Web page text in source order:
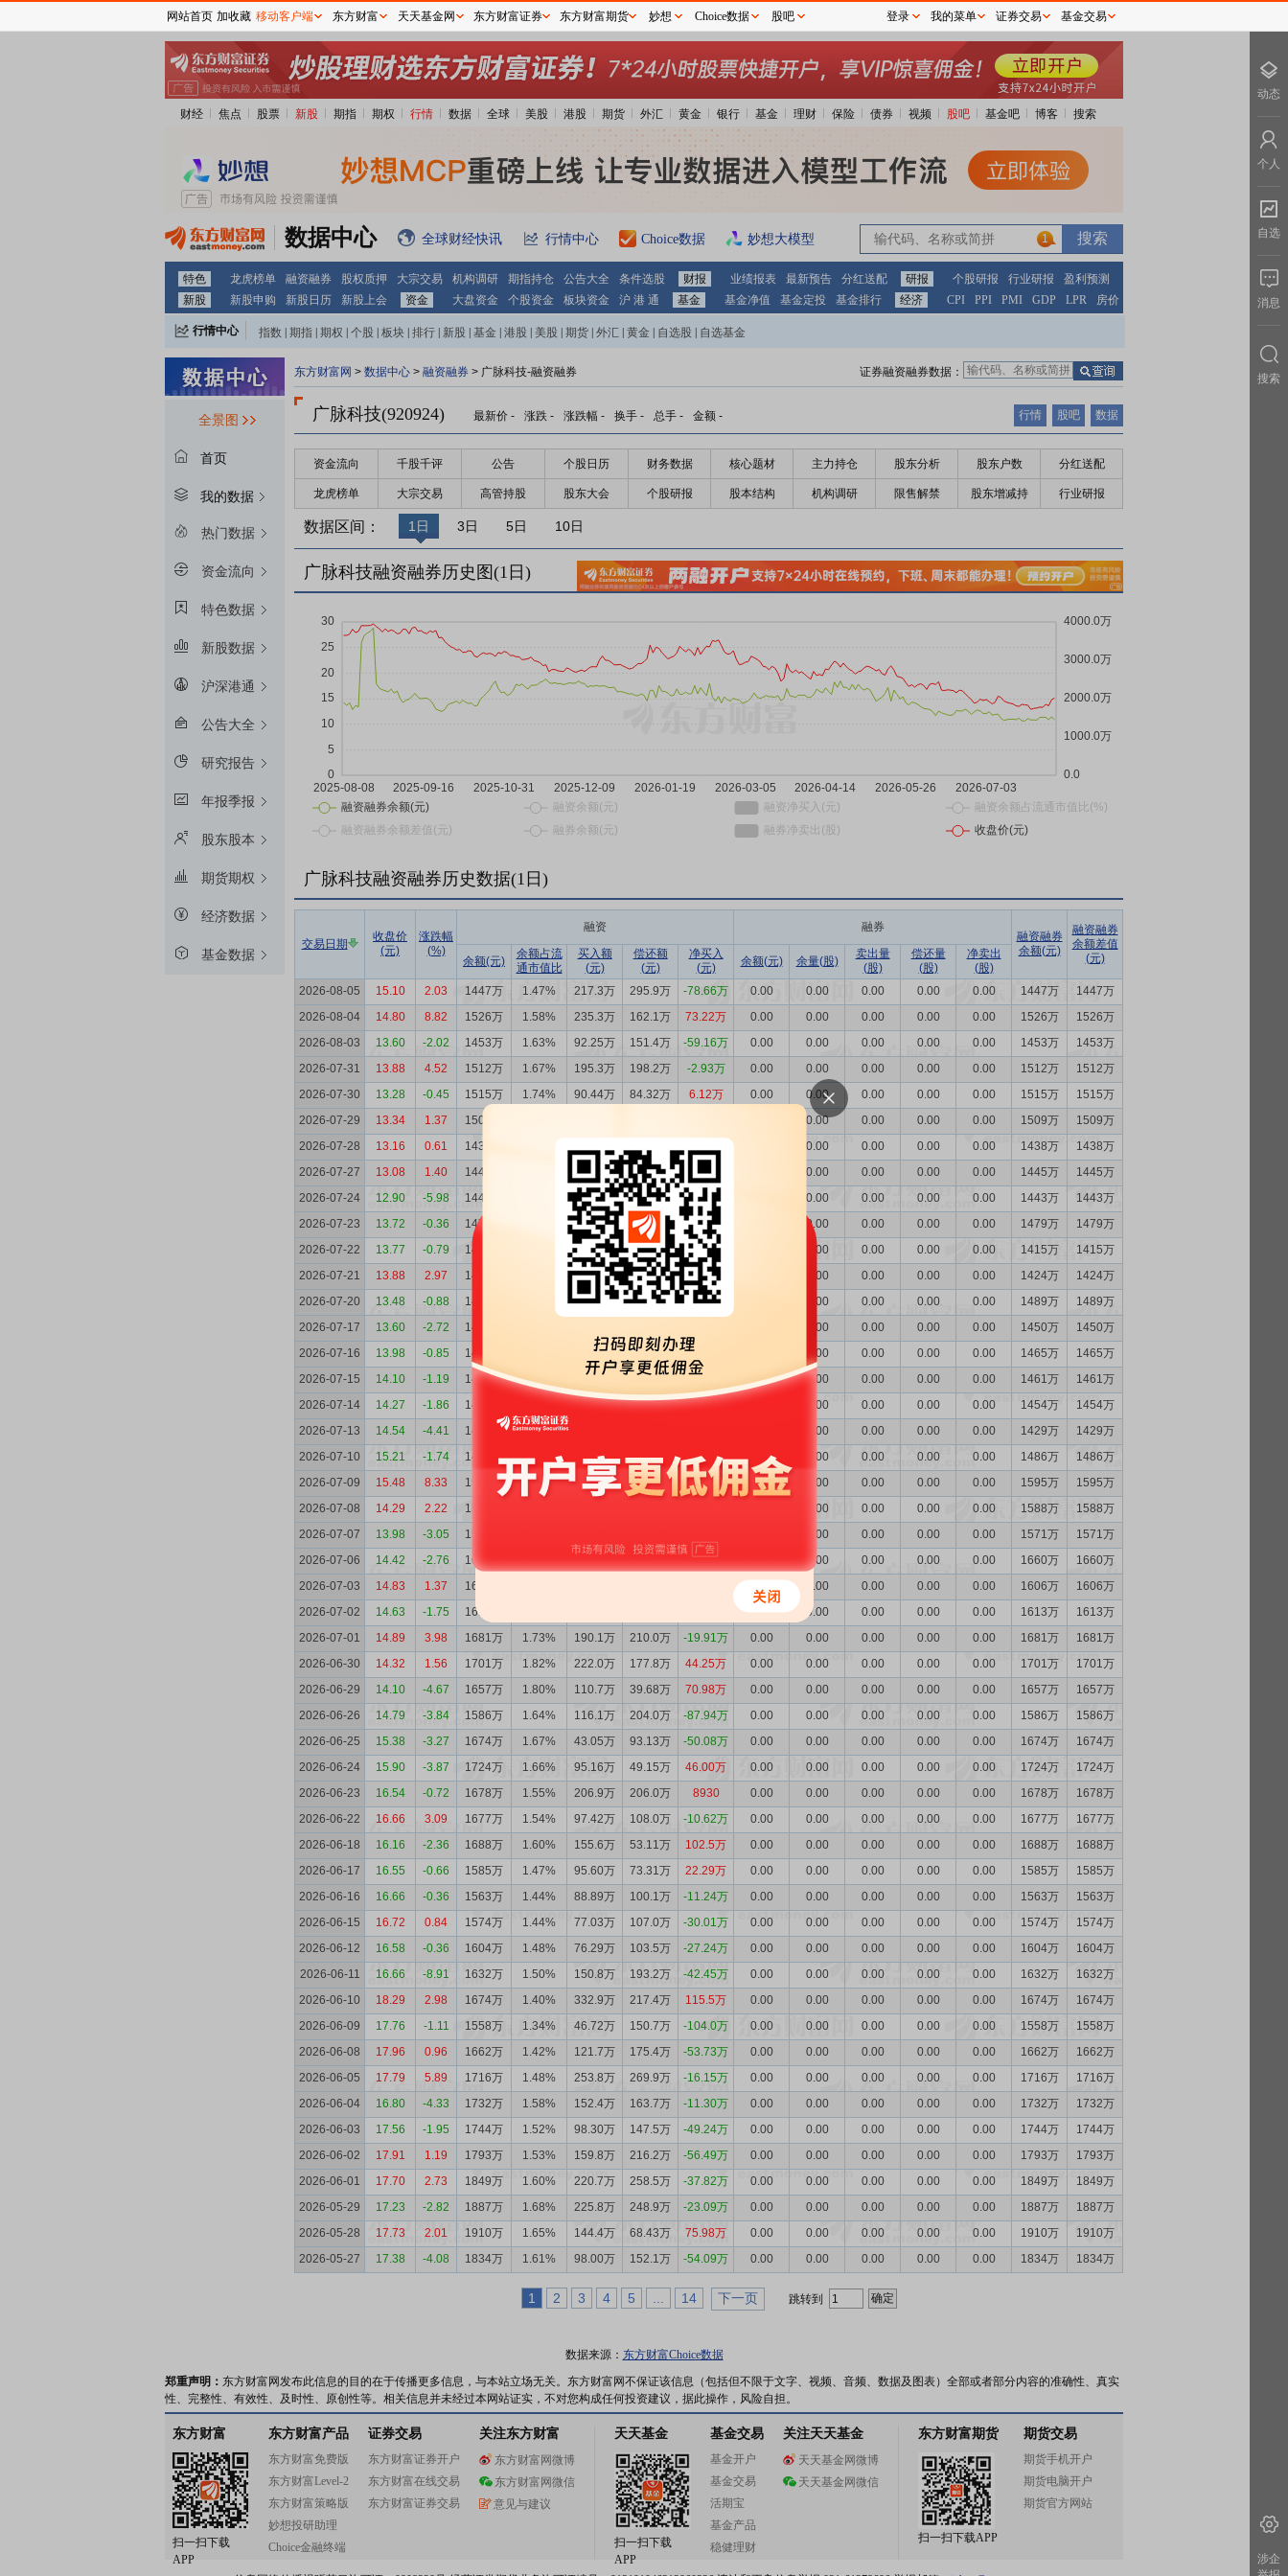
财经 焦点 股票 新股 期指 期权 行情 数据 全球 美股 港股 期货 外汇 黄金 银行 基金 理财 保险 债券 视频 股吧 基金吧 博客 搜索
数据中心 全球财经快讯 行情中心 Choice数据 妙想大模型 1
特色 龙虎榜单 融资融券 股权质押 大宗交易 机构调研 期指持仓 公告大全 条件选股 财报 业绩报表 最新预告 分红送配 研报 个股研报 行业研报
盈利预测
新股
新股申购 新股日历 新股上会 资金 大盘资金 个股资金 板块资金 沪 港 通 基金 基金净值 基金定投 基金排行 经济 CPI PPI PMI GDP LPR 房价
行情中心 指数 期指 期权 个股 板块 排行 新股 基金 港股 美股 期货 外汇 黄金 自选股 自选基金
全景图
首页
我的数据
热门数据
资金流向
特色数据
新股数据
沪深港通
公告大全
研究报告
年报季报
股东股本
期货期权
经济数据
基金数据
东方财富网 > 数据中心 > 融资融券 > 广脉科技-融资融券 证券融资融券数据：
广脉科技(920924) 最新价 - 涨跌 - 涨跌幅 - 换手 - 总手 - 金额 - 行情 股吧 数据
资金流向 千股千评 公告 个股日历 财务数据 核心题材 主力持仓 股东分析 股东户数 分红送配
龙虎榜单 大宗交易 高管持股 股东大会 个股研报 股本结构 机构调研 限售解禁 股东增减持 行业研报
数据区间： 1日 3日 5日 10日
广脉科技融资融券历史图(1 日)
广脉科技融资融券历史数据(1 日)
交易日期
收盘价
(元)
涨跌幅
(%)
融资 融券
融资融券
余额(元)
融资融券
余额差值
(元)
余额(元)
余额占流
通市值比
买入额
(元)
偿还额
(元)
净买入
(元)
余额(元) 余量(股)
卖出量
(股)
偿还量
(股)
净卖出
(股)
2026-08-05
15.10 2.03 1447万 1.47% 217.3万 295.9万 -78.66万 0.00 0.00 0.00 0.00 0.00 1447万
1447万
2026-08-04
14.80 8.82 1526万 1.58% 235.3万 162.1万 73.22万 0.00 0.00 0.00 0.00 0.00 1526万
1526万
2026-08-03
13.60 -2.02 1453万 1.63% 92.25万 151.4万 -59.16万 0.00 0.00 0.00 0.00 0.00 1453万
1453万
2026-07-31
13.88 4.52 1512万 1.67% 195.3万 198.2万 -2.93万 0.00 0.00 0.00 0.00 0.00 1512万
1512万
2026-07-30
13.28 -0.45 1515万 1.74% 90.44万 84.32万 6.12万 0.00 0.00 0.00 0.00 0.00 1515万
1515万
2026-07-29
13.34 1.37 1509万 0.00 0.00 0.00 0.00 1509万
1509万
2026-07-28
13.16 0.61 1438万 0.00 0.00 0.00 0.00 1438万
1438万
2026-07-27
13.08 1.40 1445万 2.87万 7072 2.16万 0.00 0.00 0.00 0.00 1445万
1445万
2026-07-24
12.90 -5.98 1443万 18.89万 55.18万 -36.30万 0.00 0.00 0.00 0.00 1443万
1443万
2026-07-23
13.72 -0.36 1479万 77.68万 13.53万 64.15万 0.00 0.00 0.00 0.00 1479万
1479万
2026-07-22
13.77 -0.79 1415万 16.65万 25.65万 -9.00万 0.00 0.00 0.00 0.00 1415万
1415万
2026-07-21
13.88 2.97 1424万 57.56万 122.8万 -65.19万 0.00 0.00 0.00 0.00 1424万
1424万
2026-07-20
13.48 -0.88 1489万 108.7万 69.21万 39.49万 0.00 0.00 0.00 0.00 1489万
1489万
2026-07-17
13.60 -2.72 1450万 0.00 0.00 0.00 0.00 1450万
1450万
2026-07-16
13.98 -0.85 1465万 36.66万 32.75万 3.92万 0.00 0.00 0.00 0.00 1465万
1465万
2026-07-15
14.10 -1.19 1461万 1.58% 14.32万 8.02万 6.29万 0.00 0.00 0.00 0.00 0.00 1461万
1461万
2026-07-14
14.27 -1.86 1454万 45.10万 20.23万 24.86万 0.00 0.00 0.00 0.00 1454万
1454万
2026-07-13
14.54 -4.41 1429万 1.50% 0.00 0.00 0.00 0.00 1429万
1429万
2026-07-10
15.21 -1.74 1486万 1.49% 81.36万 190.6万 -109.2万 0.00 0.00 0.00 0.00 0.00 1486万
1486万
2026-07-09
15.48 8.33 1595万 1.58% 200.3万 192.8万 7.43万 0.00 0.00 0.00 0.00 0.00 1595万
1595万
2026-07-08
14.29 2.22 1588万 0.00 0.00 0.00 0.00 1588万
1588万
2026-07-07
13.98 -3.05 1571万 0.00 0.00 0.00 0.00 1571万
1571万
2026-07-06
14.42 -2.76 1660万 54.07万 0.00 0.00 0.00 0.00 1660万
1660万
2026-07-03
14.83 1.37 1606万 0.00 0.00 0.00 0.00 0.00 1606万
1606万
2026-07-02
14.63 -1.75 1613万 0.00 0.00 0.00 0.00 0.00 1613万
1613万
2026-07-01
14.89 3.98 1681万 1.73% 190.1万 210.0万 -19.91万 0.00 0.00 0.00 0.00 0.00 1681万
1681万
2026-06-30
14.32 1.56 1701万 1.82% 222.0万 177.8万 44.25万 0.00 0.00 0.00 0.00 0.00 1701万
1701万
2026-06-29
14.10 -4.67 1657万 1.80% 110.7万 39.68万 70.98万 0.00 0.00 0.00 0.00 0.00 1657万
1657万
2026-06-26
14.79 -3.84 1586万 1.64% 116.1万 204.0万 -87.94万 0.00 0.00 0.00 0.00 0.00 1586万
1586万
2026-06-25
15.38 -3.27 1674万 1.67% 43.05万 93.13万 -50.08万 0.00 0.00 0.00 0.00 0.00 1674万
1674万
2026-06-24
15.90 -3.87 1724万 1.66% 95.16万 49.15万 46.00万 0.00 0.00 0.00 0.00 0.00 1724万
1724万
2026-06-23
16.54 -0.72 1678万 1.55% 206.9万 206.0万 8930 0.00 0.00 0.00 0.00 0.00 1678万
1678万
2026-06-22
16.66 3.09 1677万 1.54% 97.42万 108.0万 -10.62万 0.00 0.00 0.00 0.00 0.00 1677万
1677万
2026-06-18
16.16 -2.36 1688万 1.60% 155.6万 53.11万 102.5万 0.00 0.00 0.00 0.00 0.00 1688万
1688万
2026-06-17
16.55 -0.66 1585万 1.47% 95.60万 73.31万 22.29万 0.00 0.00 0.00 0.00 0.00 1585万
1585万
2026-06-16
16.66 -0.36 1563万 1.44% 88.89万 100.1万 -11.24万 0.00 0.00 0.00 0.00 0.00 1563万
1563万
2026-06-15
16.72 0.84 1574万 1.44% 77.03万 107.0万 -30.01万 0.00 0.00 0.00 0.00 0.00 1574万
1574万
2026-06-12
16.58 -0.36 1604万 1.48% 76.29万 103.5万 -27.24万 0.00 0.00 0.00 0.00 0.00 1604万
1604万
2026-06-11
16.66 -8.91 1632万 1.50% 150.8万 193.2万 -42.45万 0.00 0.00 0.00 0.00 0.00 1632万
1632万
2026-06-10
18.29 2.98 1674万 1.40% 332.9万 217.4万 115.5万 0.00 0.00 0.00 0.00 0.00 1674万
1674万
2026-06-09
17.76 -1.11 1558万 1.34% 46.72万 150.7万 -104.0万 0.00 0.00 0.00 0.00 0.00 1558万
1558万
2026-06-08
17.96 0.96 1662万 1.42% 121.7万 175.4万 -53.73万 0.00 0.00 0.00 0.00 0.00 1662万
1662万
2026-06-05
17.79 5.89 1716万 1.48% 253.8万 269.9万 -16.15万 0.00 0.00 0.00 0.00 0.00 1716万
1716万
2026-06-04
16.80 -4.33 1732万 1.58% 152.4万 163.7万 -11.30万 0.00 0.00 0.00 0.00 0.00 1732万
1732万
2026-06-03
17.56 -1.95 1744万 1.52% 98.30万 147.5万 -49.24万 0.00 0.00 0.00 0.00 0.00 1744万
1744万
2026-06-02
17.91 1.19 1793万 1.53% 159.8万 216.2万 -56.49万 0.00 0.00 0.00 0.00 0.00 1793万
1793万
2026-06-01
17.70 2.73 1849万 1.60% 220.7万 258.5万 -37.82万 0.00 0.00 0.00 0.00 0.00 1849万
1849万
2026-05-29
17.23 -2.82 1887万 1.68% 225.8万 248.9万 -23.09万 0.00 0.00 0.00 0.00 0.00 1887万
1887万
2026-05-28
17.73 2.01 1910万 1.65% 144.4万 68.43万 75.98万 0.00 0.00 0.00 0.00 0.00 1910万
1910万
2026-05-27
17.38 -4.08 1834万 1.61% 98.00万 152.1万 -54.09万 0.00 0.00 0.00 0.00 0.00 1834万 1834万
1 2 3 4 5 14 下一页 跳转到
数据来源： 东方财富Choice数据
郑重声明： 东方财富网发布此信息的目的在于传播更多信息，与本站立场无关。东方财富网不保证该信息（包括但不限于文字、视频、音频、数据及图表）全部或者部分内容的准确性、真实
性、完整性、有效性、及时性、原创性等。相关信息并未经过本网站证实，不对您构成任何投资建议，据此操作，风险自担。
东方财富
扫一扫下载
APP
东方财富产品
东方财富免费版
东方财富Level-2
东方财富策略版
妙想投研助理
Choice金融终端
证券交易
东方财富证券开户
东方财富在线交易
东方财富证券交易
关注东方财富
东方财富网微博
东方财富网微信
意见与建议
天天基金
扫一扫下载
APP
基金交易
基金开户
基金交易
活期宝
基金产品
稳健理财
关注天天基金
天天基金网微博
天天基金网微信
东方财富期货
扫一扫下载APP
期货交易
期货手机开户
期货电脑开户
期货官方网站
网站首页 加收藏 移动客户端 东方财富 天天基金网 东方财富证券 东方财富期货 妙想 Choice数据 股吧 登录 我的菜单 证券交易 基金交易
动态
个人
自选
消息
搜索
涉企